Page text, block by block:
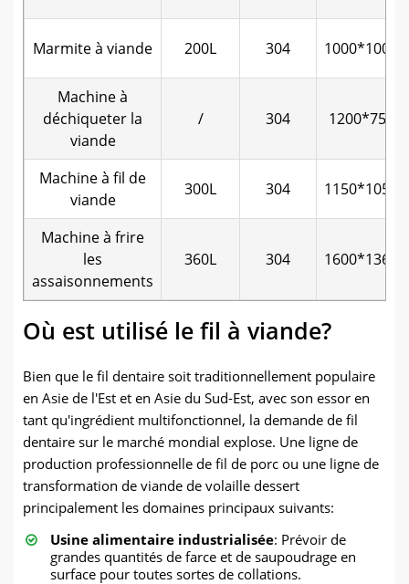
Marmite à viande 200L 304
Machine à
déchiqueter la
viande
/ 304
Machine à fil de
viande
300L 304
Machine à frire
les
assaisonnements
360L 304
Où est utilisé le fil à viande?
Bien que le fil dentaire soit traditionnellement populaire
en Asie de l'Est et en Asie du Sud-Est, avec son essor en
tant qu'ingrédient multifonctionnel, la demande de fil
dentaire sur le marché mondial explose. Une ligne de
production professionnelle de fil de porc ou une ligne de
transformation de viande de volaille dessert
principalement les domaines principaux suivants:
Usine alimentaire industrialisée: Prévoir de
grandes quantités de farce et de saupoudrage en
surface pour toutes sortes de collations.